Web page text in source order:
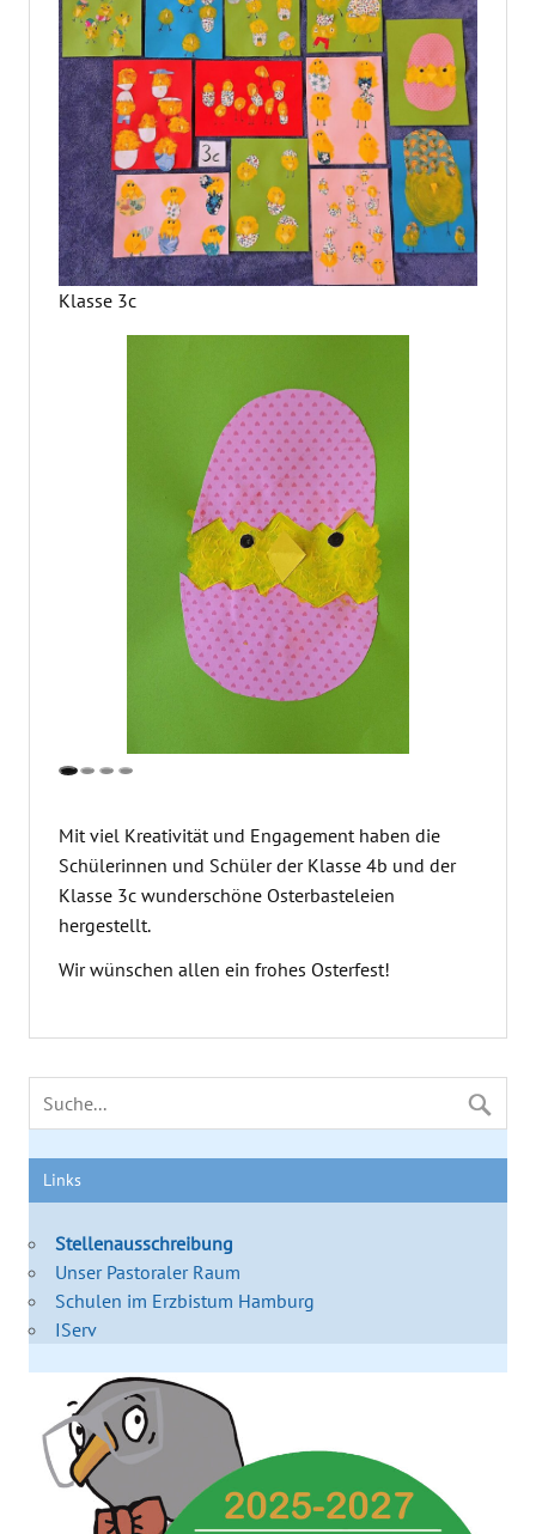
Klasse 3c
Mit viel Kreativität und Engagement haben die
Schülerinnen und Schüler der Klasse 4b und der
Klasse 3c wunderschöne Osterbasteleien
hergestellt.
Wir wünschen allen ein frohes Osterfest!
Links
Stellenausschreibung
Unser Pastoraler Raum
Schulen im Erzbistum Hamburg
IServ